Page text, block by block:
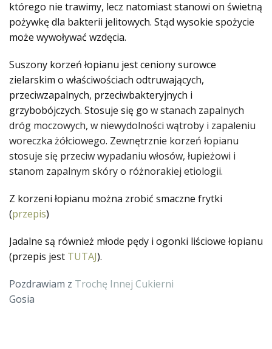
którego nie trawimy, lecz natomiast stanowi on świetną
pożywkę dla bakterii jelitowych. Stąd wysokie spożycie
może wywoływać wzdęcia.
Suszony korzeń łopianu jest ceniony surowce
zielarskim o właściwościach odtruwających,
przeciwzapalnych, przeciwbakteryjnych i
grzybobójczych. Stosuje się go w stanach zapalnych
dróg moczowych, w niewydolności wątroby i zapaleniu
woreczka żółciowego. Zewnętrznie korzeń łopianu
stosuje się przeciw wypadaniu włosów, łupieżowi i
stanom zapalnym skóry o różnorakiej etiologii.
Z korzeni łopianu można zrobić smaczne frytki
(przepis)
Jadalne są również młode pędy i ogonki liściowe łopianu
(przepis jest TUTAJ).
Pozdrawiam z Trochę Innej Cukierni
Gosia